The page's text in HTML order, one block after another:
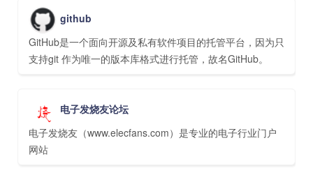
github
GitHub是一个面向开源及私有软件项目的托管平台，因为只
支持git 作为唯一的版本库格式进行托管，故名GitHub。
电子发烧友论坛
电子发烧友（www.elecfans.com）是专业的电子行业门户
网站